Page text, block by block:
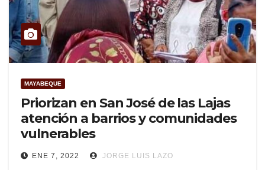
MAYABEQUE
Priorizan en San José de las Lajas
atención a barrios y comunidades
vulnerables
ENE 7, 2022 JORGE LUIS LAZO